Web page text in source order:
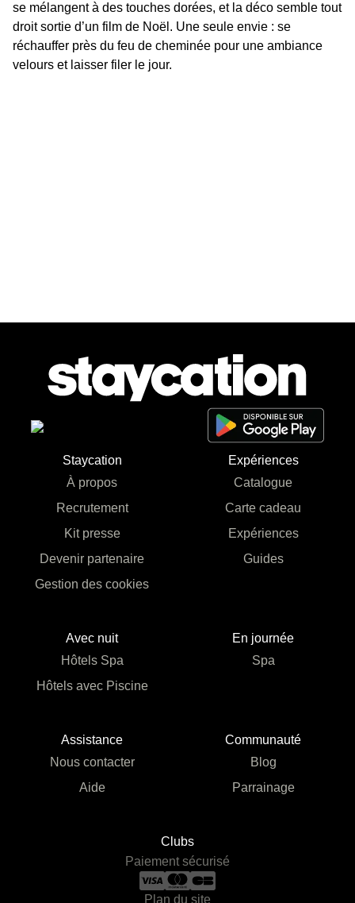
se mélangent à des touches dorées, et la déco semble tout
droit sortie d’un film de Noël. Une seule envie : se
réchauffer près du feu de cheminée pour une ambiance
velours et laisser filer le jour.
Staycation
À propos
Recrutement
Kit presse
Devenir partenaire
Gestion des cookies
Expériences
Catalogue
Carte cadeau
Expériences
Guides
Avec nuit
Hôtels Spa
Hôtels avec Piscine
En journée
Spa
Assistance
Nous contacter
Aide
Communauté
Blog
Parrainage
Clubs
Paiement sécurisé
Plan du site